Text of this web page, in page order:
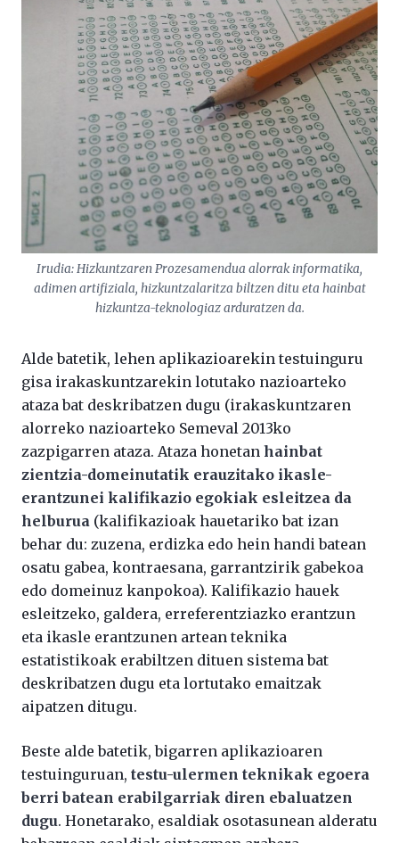
Irudia: Hizkuntzaren Prozesamendua alorrak informatika,
adimen artifiziala, hizkuntzalaritza biltzen ditu eta hainbat
hizkuntza-teknologiaz arduratzen da.
Alde batetik, lehen aplikazioarekin testuinguru
gisa irakaskuntzarekin lotutako nazioarteko
ataza bat deskribatzen dugu (irakaskuntzaren
alorreko nazioarteko Semeval 2013ko
zazpigarren ataza. Ataza honetan hainbat
zientzia-domeinutatik erauzitako ikasle-
erantzunei kalifikazio egokiak esleitzea da
helburua (kalifikazioak hauetariko bat izan
behar du: zuzena, erdizka edo hein handi batean
osatu gabea, kontraesana, garrantzirik gabekoa
edo domeinuz kanpokoa). Kalifikazio hauek
esleitzeko, galdera, erreferentziazko erantzun
eta ikasle erantzunen artean teknika
estatistikoak erabiltzen dituen sistema bat
deskribatzen dugu eta lortutako emaitzak
aipatzen ditugu.
Beste alde batetik, bigarren aplikazioaren
testuinguruan, testu-ulermen teknikak egoera
berri batean erabilgarriak diren ebaluatzen
dugu. Honetarako, esaldiak osotasunean alderatu